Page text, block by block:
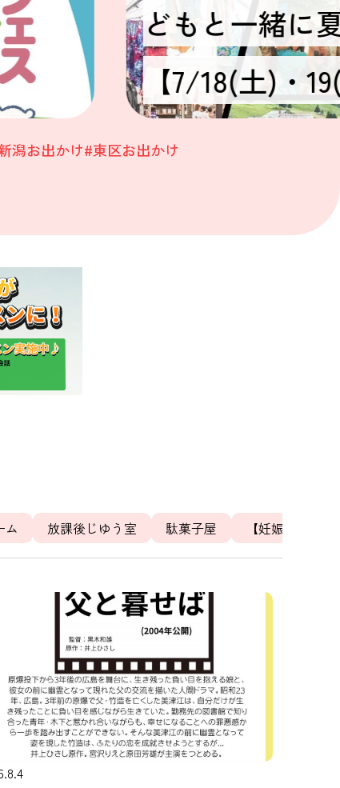
どもと一緒に
【7/18(土)・
潟お出かけ#東区お出かけ
ム 放課後じゆう室 駄菓子屋 【妊娠中の体